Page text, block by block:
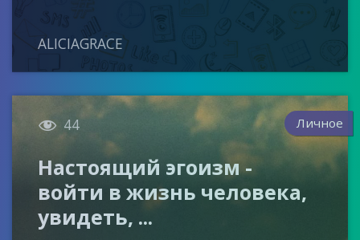
ALICIAGRACE
 44 Личное
Настоящий эгоизм -
войти в жизнь человека,
увидеть, ...